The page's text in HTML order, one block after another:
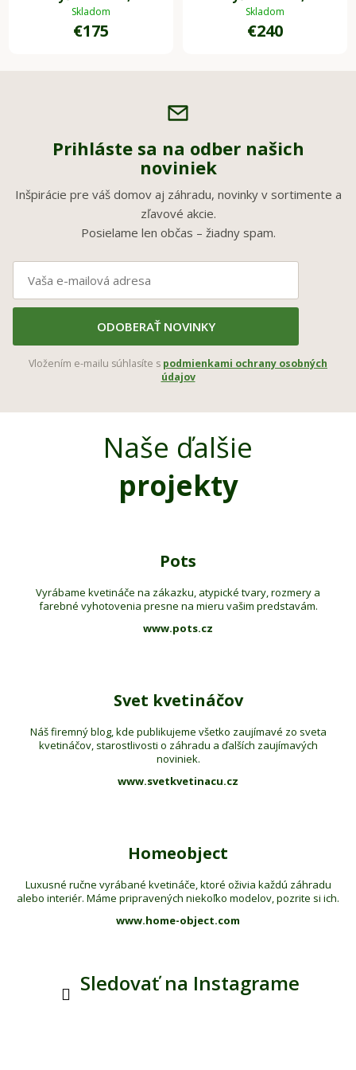
sklolaminát, biely lesk
Skladom
€175
sklolaminát, biely lesk
Skladom
€240
Prihláste sa na odber našich
noviniek
Inšpirácie pre váš domov aj záhradu, novinky v sortimente a
zľavové akcie.
Posielame len občas – žiadny spam.
ODOBERAŤ NOVINKY
Vložením e-mailu súhlasíte s podmienkami ochrany osobných
údajov
Naše ďalšie
projekty
Pots
Vyrábame kvetináče na zákazku, atypické tvary, rozmery a
farebné vyhotovenia presne na mieru vašim predstavám.
www.pots.cz
Svet kvetináčov
Náš firemný blog, kde publikujeme všetko zaujímavé zo sveta
kvetináčov, starostlivosti o záhradu a ďalších zaujímavých
noviniek.
www.svetkvetinacu.cz
Homeobject
Luxusné ručne vyrábané kvetináče, ktoré oživia každú záhradu
alebo interiér. Máme pripravených niekoľko modelov, pozrite si ich.
www.home-object.com
Sledovať na Instagrame